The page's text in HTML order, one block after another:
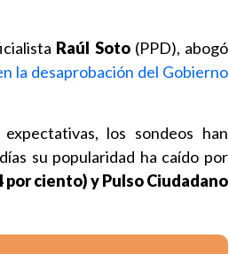
Raúl Soto(PPD), abogó
la desaprobación del Gobierno
los sondeos han
su popularidad ha caído por
por ciento) y Pulso Ciudadano